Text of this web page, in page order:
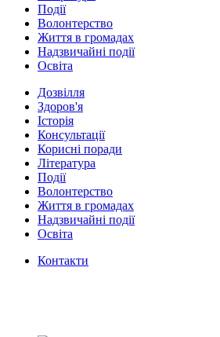
Події
Волонтерство
Життя в громадах
Надзвичайні події
Освіта
Дозвілля
Здоров'я
Історія
Консультації
Корисні поради
Література
Події
Волонтерство
Життя в громадах
Надзвичайні події
Освіта
Контакти